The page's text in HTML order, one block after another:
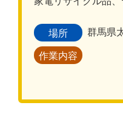
場所 群馬県
作業内容